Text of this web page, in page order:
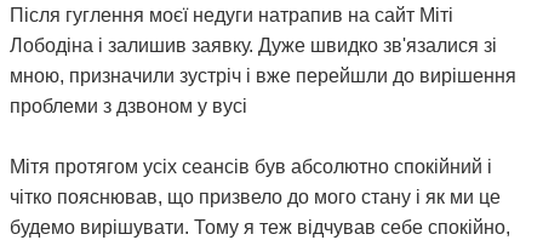
Після гуглення моєї недуги натрапив на сайт Міті
Лободіна і залишив заявку. Дуже швидко зв'язалися зі
мною, призначили зустріч і вже перейшли до вирішення
проблеми з дзвоном у вусі
Мітя протягом усіх сеансів був абсолютно спокійний і
чітко пояснював, що призвело до мого стану і як ми це
будемо вирішувати. Тому я теж відчував себе спокійно,